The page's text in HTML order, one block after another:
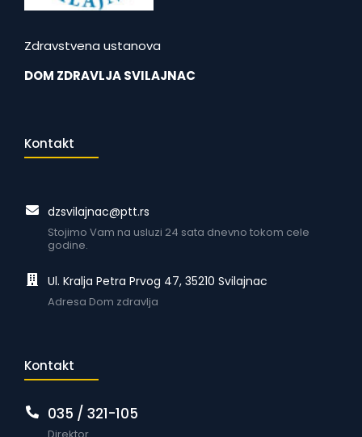
Zdravstvena ustanova
DOM ZDRAVLJA SVILAJNAC
Kontakt
dzsvilajnac@ptt.rs
Stojimo Vam na usluzi 24 sata dnevno tokom cele
godine.
Ul. Kralja Petra Prvog 47, 35210 Svilajnac
Adresa Dom zdravlja
Kontakt
035 / 321-105